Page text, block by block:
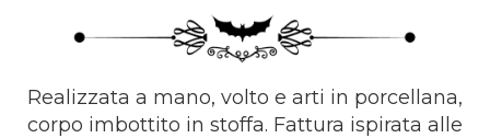
Realizzata a mano, volto e arti in porcellana,
corpo imbottito in stoffa. Fattura ispirata alle